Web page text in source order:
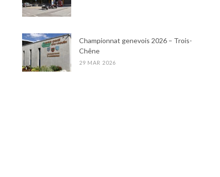
Championnat genevois 2026 – Trois-
Chêne
29 MAR 2026